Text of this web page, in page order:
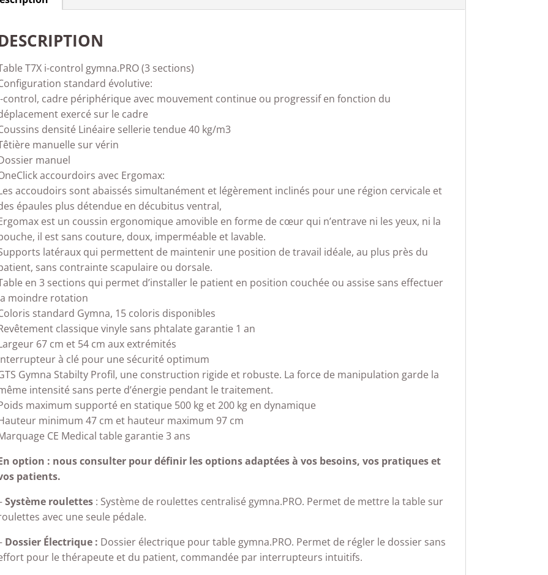
T7X i-control gymna.PRO (3 sections)
standard évolutive:
control, cadre périphérique avec mouvement continue ou progressif en fonction du
exercé sur le cadre
densité Linéaire sellerie tendue 40 kg/m3
manuelle sur vérin
manuel
accourdoirs avec Ergomax:
accoudoirs sont abaissés simultanément et légèrement inclinés pour une région cervicale et
épaules plus détendue en décubitus ventral,
est un coussin ergonomique amovible en forme de cœur qui n’entrave ni les yeux, ni la
il est sans couture, doux, imperméable et lavable.
latéraux qui permettent de maintenir une position de travail idéale, au plus près du
sans contrainte scapulaire ou dorsale.
en 3 sections qui permet d’installer le patient en position couchée ou assise sans effectuer
moindre rotation
standard Gymna, 15 coloris disponibles
classique vinyle sans phtalate garantie 1 an
67 cm et 54 cm aux extrémités
à clé pour une sécurité optimum
Gymna Stabilty Profil, une construction rigide et robuste. La force de manipulation garde la
intensité sans perte d’énergie pendant le traitement.
maximum supporté en statique 500 kg et 200 kg en dynamique
minimum 47 cm et hauteur maximum 97 cm
CE Medical table garantie 3 ans
option : nous consulter pour définir les options adaptées à vos besoins, vos pratiques et
patients.
Système roulettes : Système de roulettes centralisé gymna.PRO. Permet de mettre la table sur
avec une seule pédale.
Dossier Électrique : Dossier électrique pour table gymna.PRO. Permet de régler le dossier sans
pour le thérapeute et du patient, commandée par interrupteurs intuitifs.